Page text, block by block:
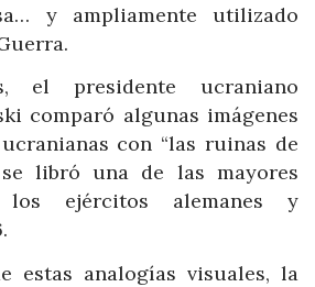
y ampliamente utilizado
el presidente ucraniano
comparó algunas imágenes
con “las ruinas de
se libró una de las mayores
los ejércitos alemanes y
estas analogías visuales, la